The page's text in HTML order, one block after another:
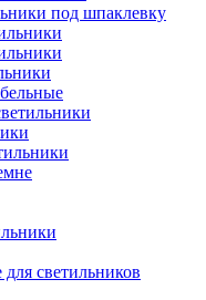
под шпаклевку
светильников